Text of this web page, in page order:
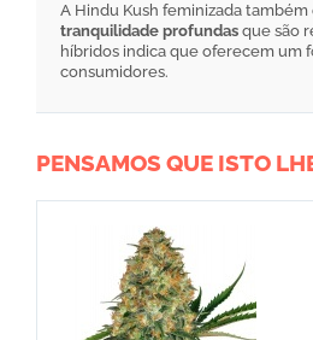
A Hindu Kush feminizada
tranquilidade profundas que são
híbridos indica que oferecem um
consumidores.
PENSAMOS QUE ISTO